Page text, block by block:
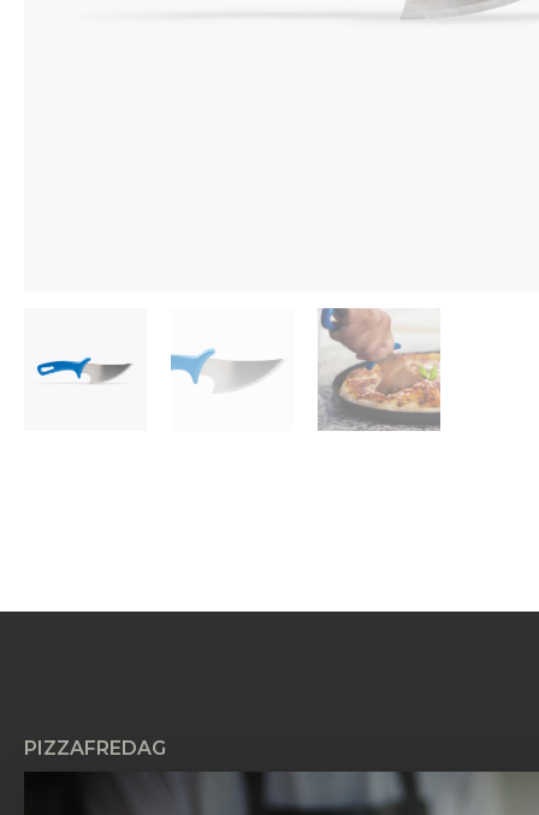
PIZZAFREDAG